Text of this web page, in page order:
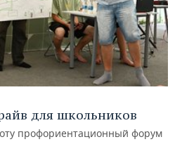
для школьников
профориентационный форум